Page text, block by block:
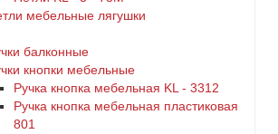
мебельные лягушки
балконные
кнопки мебельные
Ручка кнопка мебельная KL - 3312
Ручка кнопка мебельная пластиковая
801